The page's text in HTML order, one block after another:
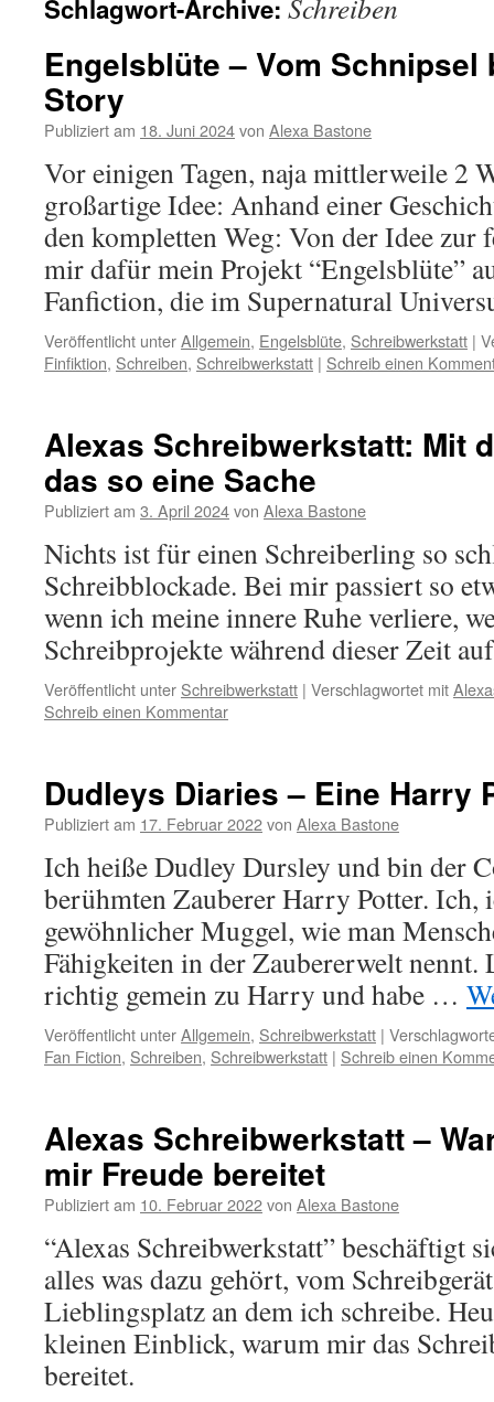
Schlagwort-Archive: Schreiben
Engelsblüte – Vom Schnipsel
Story
Publiziert am 18. Juni 2024von Alexa Bastone
Vor einigen Tagen, naja mittlerweile 2
großartige Idee: Anhand einer
den kompletten Weg: Von der Idee zur
mir dafür mein Projekt “Engelsblüte”
Fanfiction, die im Supernatural
Veröffentlicht unterAllgemein, Engelsblüte, Schreibwerkstatt |
Finfiktion, Schreiben, Schreibwerkstatt | Schreib einen
Alexas Schreibwerkstatt: Mit
das so eine Sache
Publiziert am 3. April 2024von Alexa Bastone
Nichts ist für einen Schreiberling so
Schreibblockade. Bei mir passiert so
wenn ich meine innere Ruhe verliere,
Schreibprojekte während dieser Zeit
Veröffentlicht unter Schreibwerkstatt | Verschlagwortet mit
Schreib einen Kommentar
Dudleys Diaries – Eine Harry
Publiziert am 17. Februar 2022von Alexa Bastone
Ich heiße Dudley Dursley und bin der
berühmten Zauberer Harry Potter. Ich,
gewöhnlicher Muggel, wie man
Fähigkeiten in der Zaubererwelt nennt.
richtig gemein zu Harry und habe …
Veröffentlicht unterAllgemein, Schreibwerkstatt |
Fan Fiction, Schreiben, Schreibwerkstatt | Schreib einen
Alexas Schreibwerkstatt –
mir Freude bereitet
Publiziert am 10. Februar 2022von Alexa Bastone
“Alexas Schreibwerkstatt” beschäftigt
alles was dazu gehört, vom
Lieblingsplatz an dem ich schreibe.
kleinen Einblick, warum mir das
bereitet.